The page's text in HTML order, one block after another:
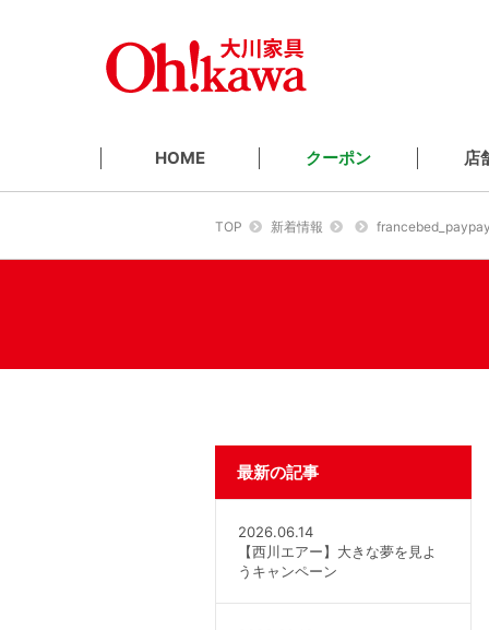
HOME クーポン 店
TOP 新着情報
最新の記事
2026.06.14
【西川エアー】大きな夢を見よ
うキャンペーン